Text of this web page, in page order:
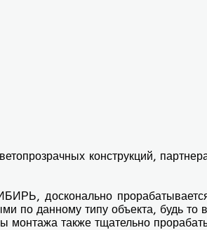
конструкций,
досконально
по данному типу объекта, будь
монтажа также тщательно